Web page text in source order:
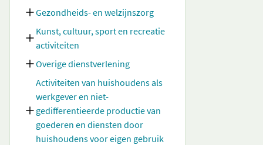
Gezondheids- en welzijnszorg
Kunst, cultuur, sport en recreatie
activiteiten
Overige dienstverlening
Activiteiten van huishoudens als
werkgever en niet-
gedifferentieerde productie van
goederen en diensten door
huishoudens voor eigen gebruik